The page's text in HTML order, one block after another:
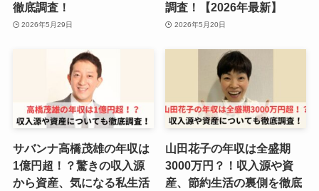
徹底調査！
2026年5月29日
調査！【2026年最新】
2026年5月20日
サバンナ高橋茂雄の年収は
1億円超！？驚きの収入源
から資産、気になる私生活
山田花子の年収は全盛期
3000万円？！収入源や資
産、節約生活の裏側を徹底